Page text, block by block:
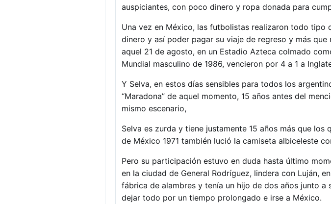
auspiciantes, con poco dinero y ropa donada para
Una vez en México, las futbolistas realizaron todo tipo
dinero y así poder pagar su viaje de regreso y más
aquel 21 de agosto, en un Estadio Azteca colmado
Mundial masculino de 1986, vencieron por 4 a 1 a
Y Selva, en estos días sensibles para todos los
“Maradona” de aquel momento, 15 años antes del
mismo escenario,
Selva es zurda y tiene justamente 15 años más que
de México 1971 también lució la camiseta albiceleste
Pero su participación estuvo en duda hasta último
en la ciudad de General Rodríguez, lindera con Luján,
fábrica de alambres y tenía un hijo de dos años junto a
dejar todo por un tiempo prolongado e irse a México.